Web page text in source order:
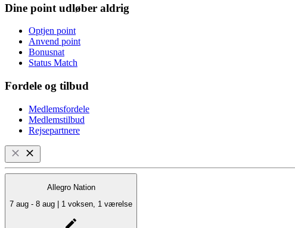
Dine point udløber aldrig
Optjen point
Anvend point
Bonusnat
Status Match
Fordele og tilbud
Medlemsfordele
Medlemstilbud
Rejsepartnere
Allegro Nation
7 aug - 8 aug | 1 voksen, 1 værelse